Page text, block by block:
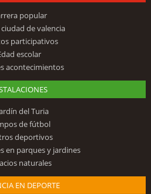
popular
de valencia
participativos
escolar
acontecimientos
del Turia
de fútbol
deportivos
en parques y jardines
naturales
EN DEPORTE